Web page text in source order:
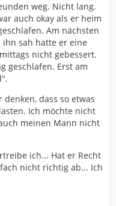
weg. Nicht lang.
auch okay als er heim
Am nächsten
sah hatte er eine
nicht gebessert.
geschlafen. Erst am
dass so etwas
Ich möchte nicht
meinen Mann nicht
ich... Hat er Recht
nicht richtig ab... Ich